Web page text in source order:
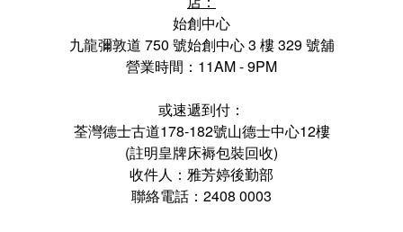
始創中心
九龍彌敦道 750 號始創中心 3 樓 329 號舖
營業時間：11AM - 9PM
或速遞到付：
荃灣德士古道178-182號山德士中心12樓
(註明皇牌床褥包裝回收)
收件人：雅芳婷後勤部
聯絡電話：2408 0003